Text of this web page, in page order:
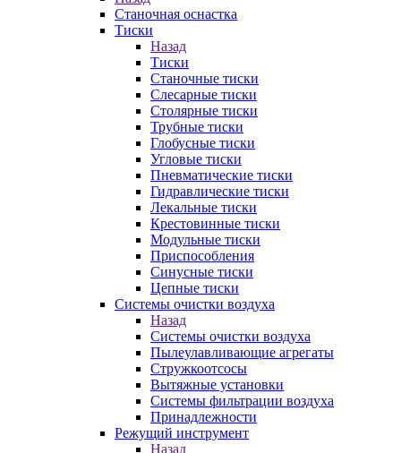
Станочная оснастка
Тиски
Назад
Тиски
Станочные тиски
Слесарные тиски
Столярные тиски
Трубные тиски
Глобусные тиски
Угловые тиски
Пневматические тиски
Гидравлические тиски
Лекальные тиски
Крестовинные тиски
Модульные тиски
Приспособления
Синусные тиски
Цепные тиски
Системы очистки воздуха
Назад
Системы очистки воздуха
Пылеулавливающие агрегаты
Стружкоотсосы
Вытяжные установки
Системы фильтрации воздуха
Принадлежности
Режущий инструмент
Назад